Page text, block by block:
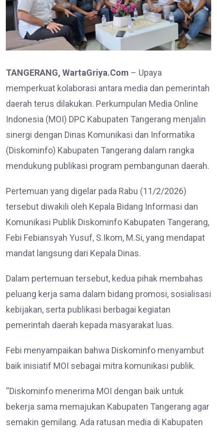
TANGERANG, WartaGriya.Com – Upaya
memperkuat kolaborasi antara media dan pemerintah
daerah terus dilakukan. Perkumpulan Media Online
Indonesia (MOI) DPC Kabupaten Tangerang menjalin
sinergi dengan Dinas Komunikasi dan Informatika
(Diskominfo) Kabupaten Tangerang dalam rangka
mendukung publikasi program pembangunan daerah.
Pertemuan yang digelar pada Rabu (11/2/2026)
tersebut diwakili oleh Kepala Bidang Informasi dan
Komunikasi Publik Diskominfo Kabupaten Tangerang,
Febi Febiansyah Yusuf, S.Ikom, M.Si, yang mendapat
mandat langsung dari Kepala Dinas.
Dalam pertemuan tersebut, kedua pihak membahas
peluang kerja sama dalam bidang promosi, sosialisasi
kebijakan, serta publikasi berbagai kegiatan
pemerintah daerah kepada masyarakat luas.
Febi menyampaikan bahwa Diskominfo menyambut
baik inisiatif MOI sebagai mitra komunikasi publik.
“Diskominfo menerima MOI dengan baik untuk
bekerja sama memajukan Kabupaten Tangerang agar
semakin gemilang. Ada ratusan media di Kabupaten